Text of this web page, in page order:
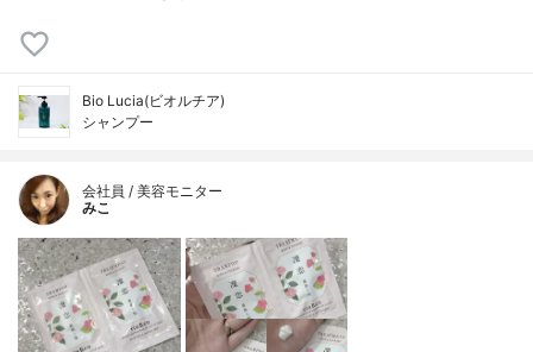
Bio Lucia(ビオルチア)
シャンプー
会社員 / 美容モニター
みこ